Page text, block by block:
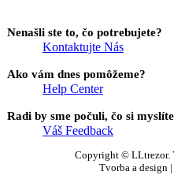
Nenašli ste to, čo potrebujete?
Kontaktujte Nás
Ako vám dnes pomôžeme?
Help Center
Radi by sme počuli, čo si
Váš Feedback
Copyright © LLtrezor.
Tvorba a design |